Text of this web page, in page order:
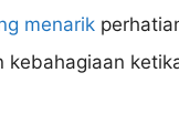
menarik